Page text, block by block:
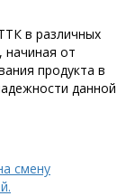
в различных
начиная от
продукта в
данной
смену